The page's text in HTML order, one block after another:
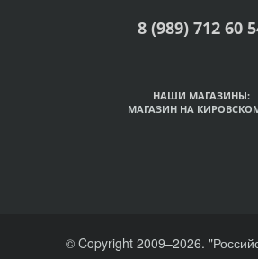
8 (989) 712 60
НАШИ МАГАЗИНЫ:
МАГАЗИН НА
© Copyright 2009–2026.